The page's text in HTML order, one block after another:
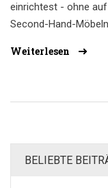
einrichtest - ohne
Second-Hand-
Weiterlesen
BELIEBTE